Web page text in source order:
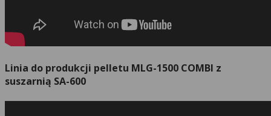
Linia do produkcji pelletu MLG-1500 COMBI z
suszarnią SA-600